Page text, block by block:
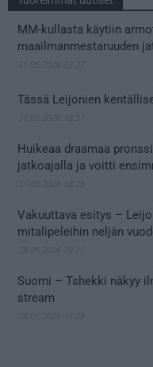
MM-kullasta käytiin
maailmanmestaruuden
Tässä Leijonien
Huikeaa draamaa
jatkoajalla ja voitti
Vakuuttava esitys –
mitalipeleihin neljän
Suomi – Tshekki näkyy
stream